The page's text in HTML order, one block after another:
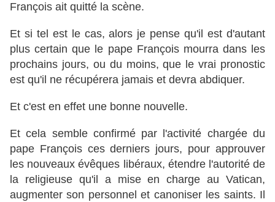
François ait quitté la scène.
Et si tel est le cas, alors je pense qu'il est d'autant
plus certain que le pape François mourra dans les
prochains jours, ou du moins, que le vrai pronostic
est qu'il ne récupérera jamais et devra abdiquer.
Et c'est en effet une bonne nouvelle.
Et cela semble confirmé par l'activité chargée du
pape François ces derniers jours, pour approuver
les nouveaux évêques libéraux, étendre l'autorité de
la religieuse qu'il a mise en charge au Vatican,
augmenter son personnel et canoniser les saints. Il